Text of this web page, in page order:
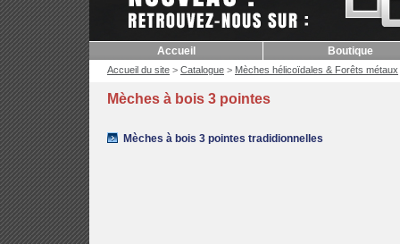
Accueil Boutique
Accueil du site > Catalogue > Mèches hélicoïdales & Forêts métaux
Mèches à bois 3 pointes
Mèches à bois 3 pointes tradidionnelles